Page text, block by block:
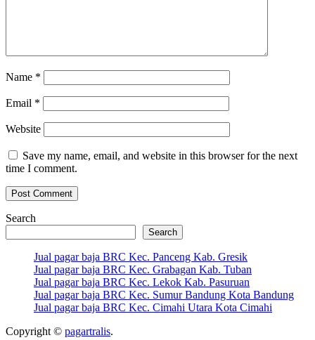
Name *
Email *
Website
Save my name, email, and website in this browser for the next
time I comment.
Search
Search
Jual pagar baja BRC Kec. Panceng Kab. Gresik
Jual pagar baja BRC Kec. Grabagan Kab. Tuban
Jual pagar baja BRC Kec. Lekok Kab. Pasuruan
Jual pagar baja BRC Kec. Sumur Bandung Kota Bandung
Jual pagar baja BRC Kec. Cimahi Utara Kota Cimahi
Copyright © pagartralis.